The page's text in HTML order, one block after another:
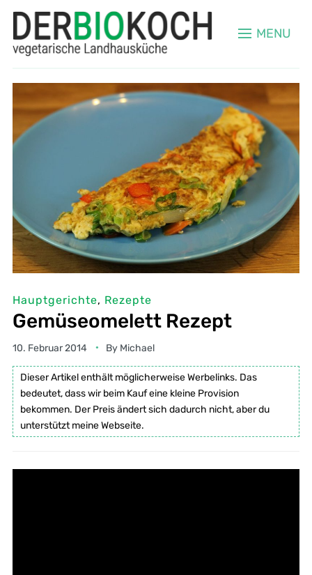
MENU
Hauptgerichte, Rezepte
Gemüseomelett Rezept
10. Februar 2014 By Michael
Dieser Artikel enthält möglicherweise Werbelinks. Das
bedeutet, dass wir beim Kauf eine kleine Provision
bekommen. Der Preis ändert sich dadurch nicht, aber du
unterstützt meine Webseite.